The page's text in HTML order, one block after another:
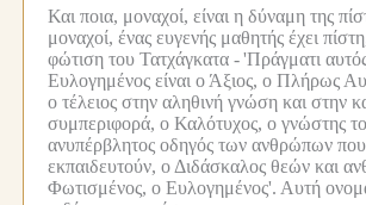
Και ποια, μοναχοί, είναι η δύναμη της
μοναχοί, ένας ευγενής μαθητής έχει
φώτιση του Τατχάγκατα -'Πράγματι
Ευλογημένος είναι ο Άξιος, ο Πλήρως
ο τέλειος στην αληθινή γνώση και στην
συμπεριφορά, ο Καλότυχος, ο γνώστης
ανυπέρβλητος οδηγός των ανθρώπων που
εκπαιδευτούν, ο Διδάσκαλος θεών και
Φωτισμένος, ο Ευλογημένος'. Αυτή